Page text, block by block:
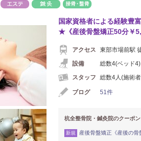
リラク エステ 鍼灸
国家資格者による経験豊
★《産後骨盤矯正50分￥
アクセス
東部市場前駅
設備
総数4(ベッド4)
スタッフ
総数4人(施術
ブログ 51件
杭全整骨院・鍼灸院のクーポン
新規 産後骨盤矯正《産後の